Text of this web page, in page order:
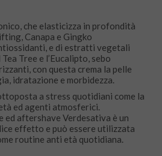
che elasticizza in profondità
Canapa e Gingko
e di estratti vegetali
Tree e l’Eucalipto, sebo
con questa crema la pelle
idratazione e morbidezza.
a stress quotidiani come la
ed agenti atmosferici.
ed aftershave Verdesativa è un
effetto e può essere utilizzata
routine anti età quotidiana.